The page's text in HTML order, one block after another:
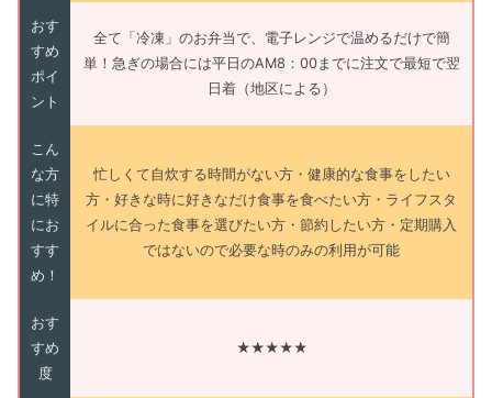
おす
すめ
ポイ
ント
全て「冷凍」のお弁当で、電子レンジで温めるだけで簡
単！急ぎの場合には平日のAM8：00までに注文で最短で翌
日着（地区による）
こん
な方
に特
にお
すす
め！
忙しくて自炊する時間がない方・健康的な食事をしたい
方・好きな時に好きなだけ食事を食べたい方・ライフスタ
イルに合った食事を選びたい方・節約したい方・定期購入
ではないので必要な時のみの利用が可能
おす
すめ
度
★★★★★